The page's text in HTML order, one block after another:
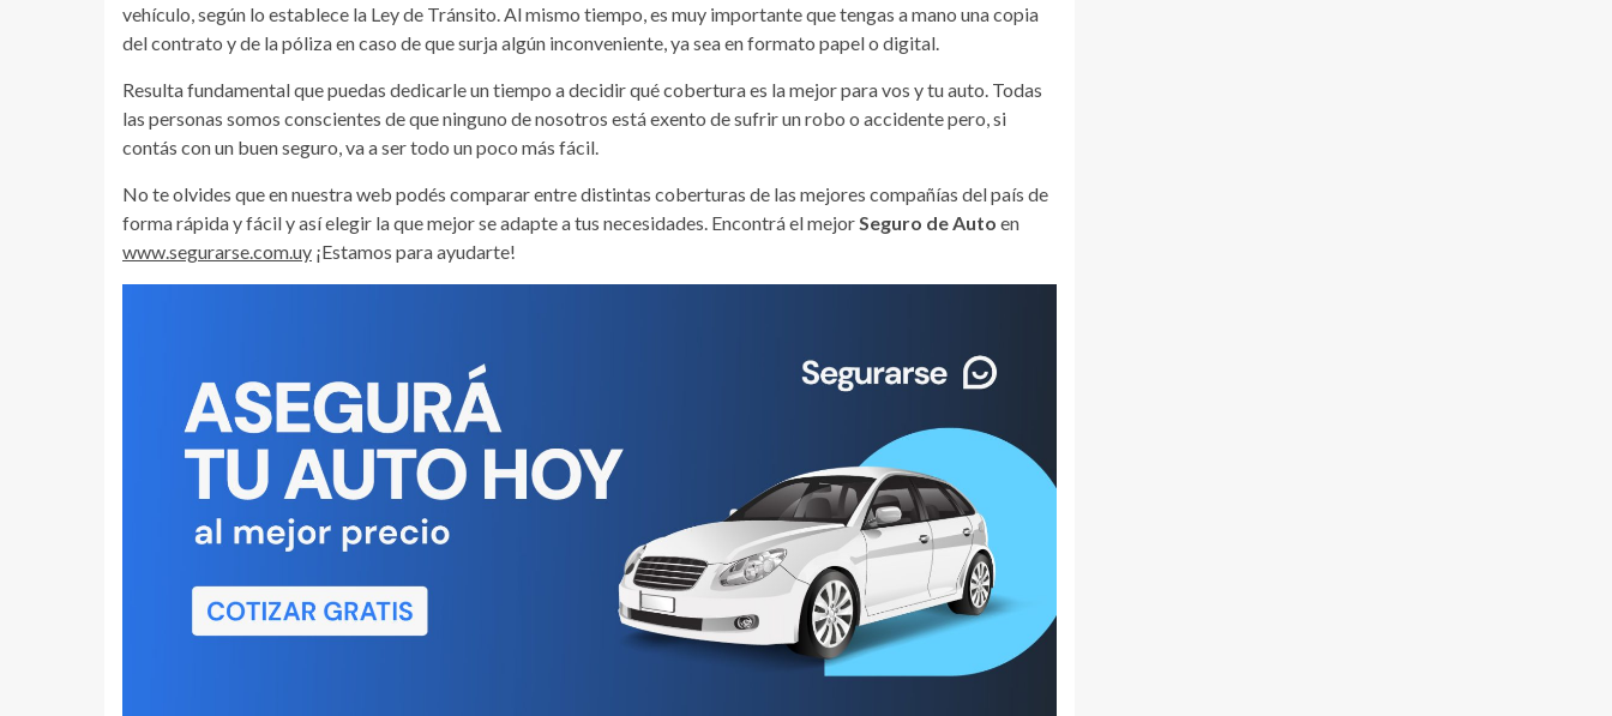
vehículo, según lo establece la Ley de Tránsito. Al mismo tiempo, es muy importante que tengas a mano una copia
del contrato y de la póliza en caso de que surja algún inconveniente, ya sea en formato papel o digital.
Resulta fundamental que puedas dedicarle un tiempo a decidir qué cobertura es la mejor para vos y tu auto. Todas
las personas somos conscientes de que ninguno de nosotros está exento de sufrir un robo o accidente pero, si
contás con un buen seguro, va a ser todo un poco más fácil.
No te olvides que en nuestra web podés comparar entre distintas coberturas de las mejores compañías del país de
forma rápida y fácil y así elegir la que mejor se adapte a tus necesidades. Encontrá el mejor Seguro de Auto en
www.segurarse.com.uy ¡Estamos para ayudarte!